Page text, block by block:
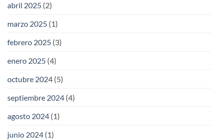
abril 2025 (2)
marzo 2025 (1)
febrero 2025 (3)
enero 2025 (4)
octubre 2024 (5)
septiembre 2024 (4)
agosto 2024 (1)
junio 2024 (1)